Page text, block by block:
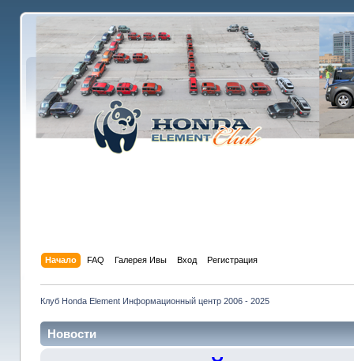
Начало FAQ Галерея Ивы Вход Регистрация
Клуб Honda Element Информационный центр 2006 - 2025
Новости